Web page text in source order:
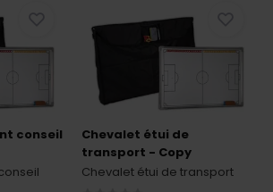
conseil
Chevalet étui de
transport - Copy
Chevalet étui de transport